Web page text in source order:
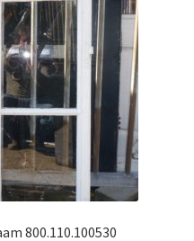
800.110.100530